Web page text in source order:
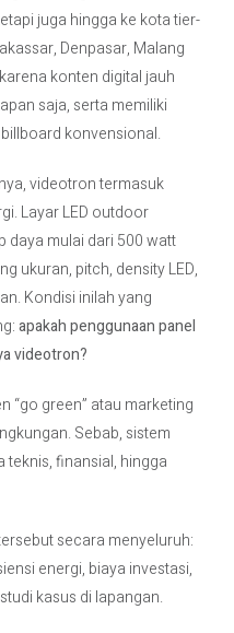
Contact Us
juga hingga ke kota tier-
Denpasar, Malang
konten digital jauh
saja, serta memiliki
konvensional.
videotron termasuk
Layar LED outdoor
daya mulai dari 500 watt
ukuran, pitch, density LED,
Kondisi inilah yang
apakah penggunaan panel
videotron?
“go green” atau marketing
Sebab, sistem
finansial, hingga
secara menyeluruh:
energi, biaya investasi,
kasus di lapangan.